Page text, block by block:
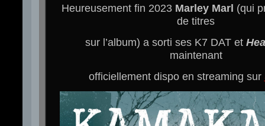
Heureusement fin 2023 Marley Marl (qui
de titres
sur l’album) a sorti ses K7 DAT et
maintenant
officiellement dispo en streaming sur